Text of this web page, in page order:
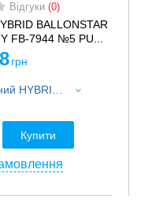
Відгуки (0)
BALLONSTAR
FB-7944 №5 PU...
грн
Купити